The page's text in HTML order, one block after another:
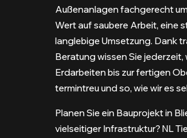
Außenanlagen fachgerecht
Wert auf saubere Arbeit, eine
langlebige Umsetzung. Dank
Beratung wissen Sie
Erdarbeiten bis zur fertigen
termintreu und so, wie wir es
Planen Sie ein Bauprojekt in
vielseitiger Infrastruktur? NL